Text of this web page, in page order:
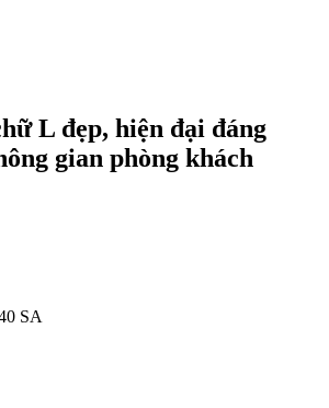
L đẹp, hiện đại đáng
gian phòng khách
SA